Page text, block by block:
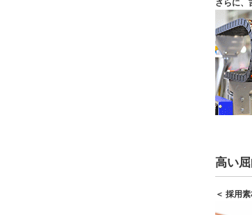
さらに、
高い
＜ 採用